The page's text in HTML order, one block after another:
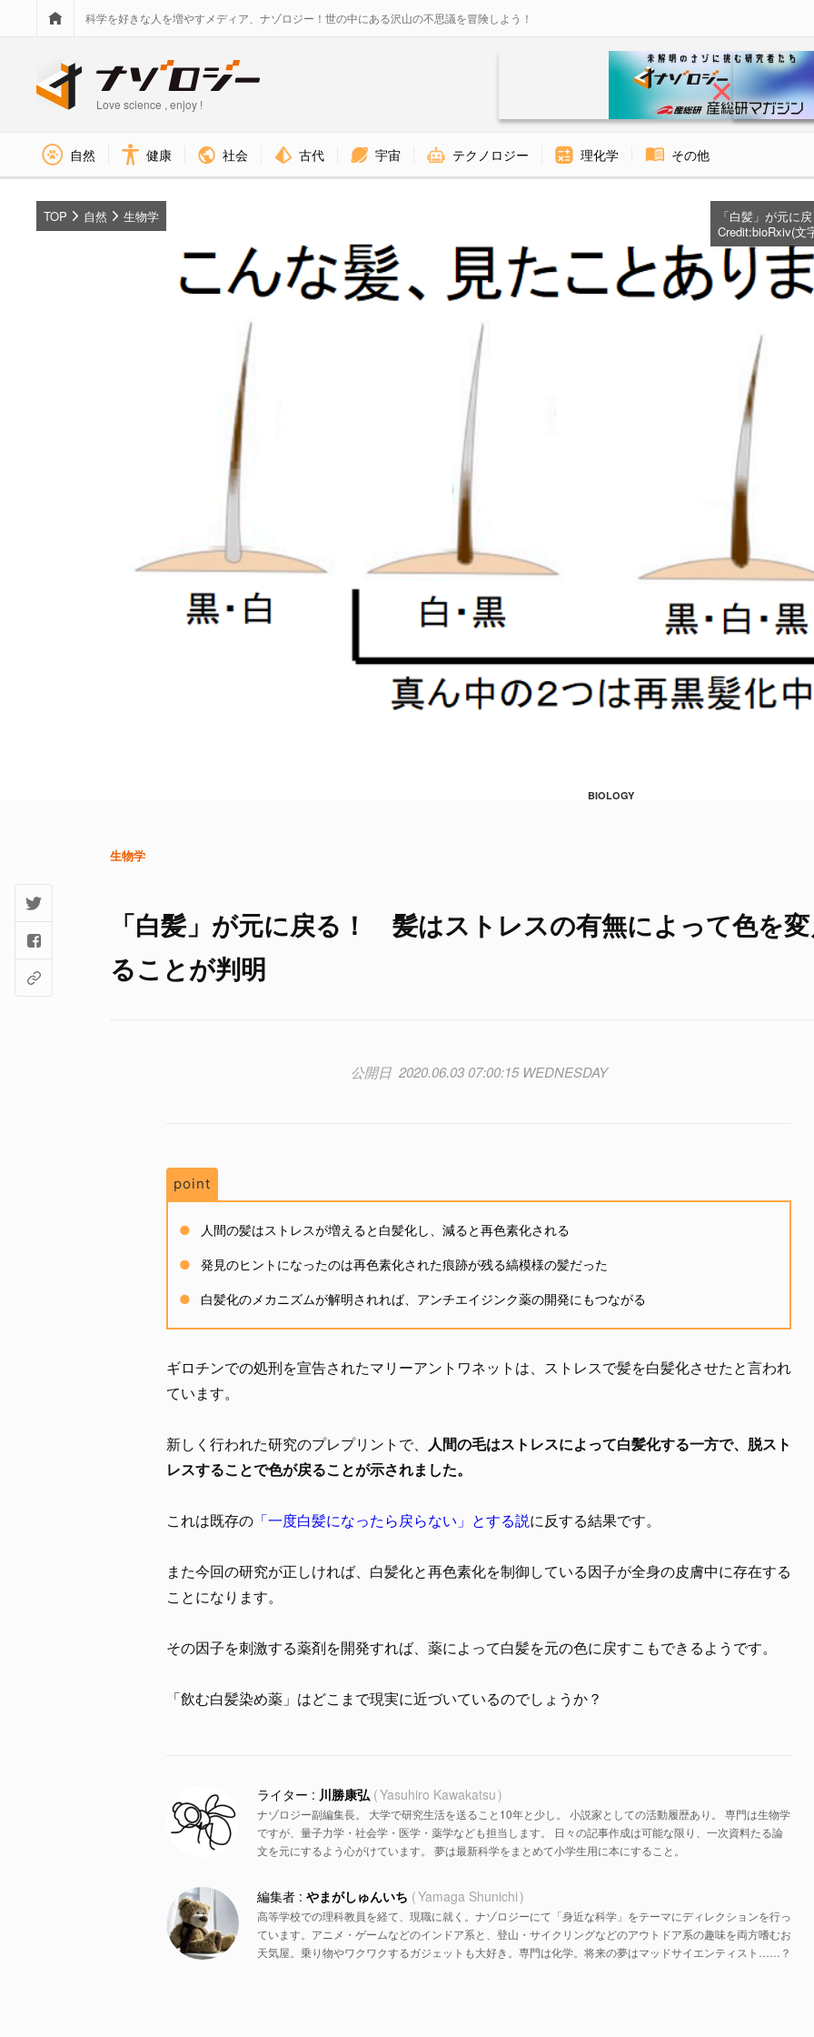
科学を好きな人を増やすメディア、ナゾロジー！世の中にある沢山の不思議を冒険しよう！
Love science , enjoy !
自然 健康 社会 古代 宇宙 テクノロジー 理化学 その他
「白髪」が元に
Credit:bioRxiv(文
BIOLOGY
TOP 自然 生物学
生物学
「白髪」が元に戻る！ 髪はストレスの有無によって色を
ることが判明
2020.06.03 07:00:15 WEDNESDAY
point
人間の髪はストレスが増えると白髪化し、減ると再色素化される
発見のヒントになったのは再色素化された痕跡が残る縞模様の髪だった
白髪化のメカニズムが解明されれば、アンチエイジンク薬の開発にもつながる
ギロチンでの処刑を宣告されたマリーアントワネットは、ストレスで髪を白髪化させたと言われ
ています。
新しく行われた研究のプレプリントで、 人間の毛はストレスによって白髪化する一方で、脱スト
レスすることで色が戻ることが示されました。
これは既存の 「一度白髪になったら戻らない」とする説に反する結果です。
また今回の研究が正しければ、白髪化と再色素化を制御している因子が全身の皮膚中に存在する
ことになります。
その因子を刺激する薬剤を開発すれば、薬によって白髪を元の色に戻すこもできるようです。
「飲む白髪染め薬」はどこまで現実に近づいているのでしょうか？
川勝康弘 Yasuhiro Kawakatsu
ナゾロジー副編集長。 大学で研究生活を送ること10年と少し。 小説家としての活動履歴あり。 専門は生物学
ですが、量子力学・社会学・医学・薬学なども担当します。 日々の記事作成は可能な限り、一次資料たる論
文を元にするよう心がけています。 夢は最新科学をまとめて小学生用に本にすること。
やまがしゅんいち Yamaga Shunichi
高等学校での理科教員を経て、現職に就く。ナゾロジーにて「身近な科学」をテーマにディレクションを行っ
ています。アニメ・ゲームなどのインドア系と、登山・サイクリングなどのアウトドア系の趣味を両方嗜むお
天気屋。乗り物やワクワクするガジェットも大好き。専門は化学。将来の夢はマッドサイエンティスト……？